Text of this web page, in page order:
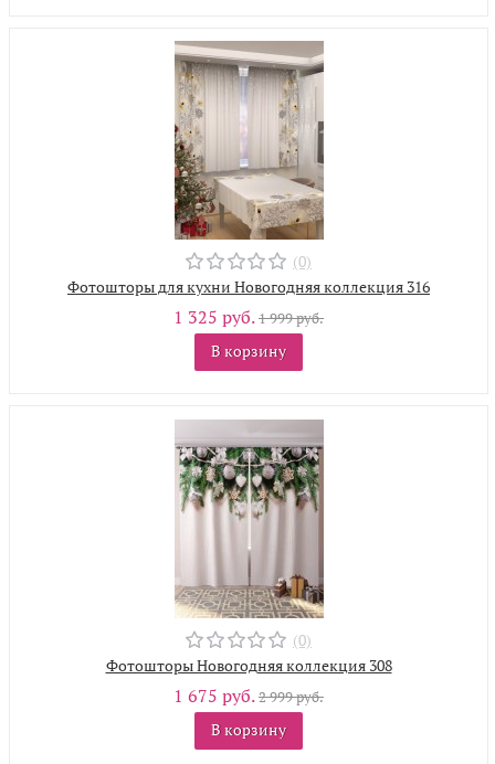
(0)
Фотошторы для кухни Новогодняя коллекция 316
1 325 руб.1 999 руб.
В корзину
(0)
Фотошторы Новогодняя коллекция 308
1 675 руб.2 999 руб.
В корзину